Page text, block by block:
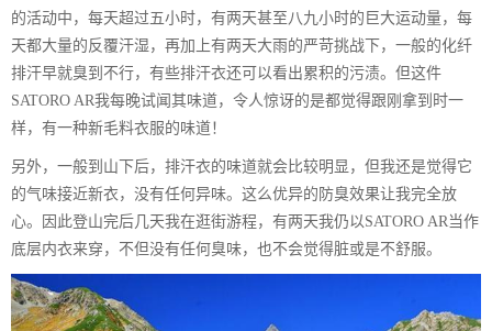
的活动中，每天超过五小时，有两天甚至八九小时的巨大运动量，每
天都大量的反覆汗湿，再加上有两天大雨的严苛挑战下，一般的化纤
排汗早就臭到不行，有些排汗衣还可以看出累积的污渍。但这件
SATORO AR我每晚试闻其味道，令人惊讶的是都觉得跟刚拿到时一
样，有一种新毛料衣服的味道！
另外，一般到山下后，排汗衣的味道就会比较明显，但我还是觉得它
的气味接近新衣，没有任何异味。这么优异的防臭效果让我完全放
心。因此登山完后几天我在逛街游程，有两天我仍以SATORO AR当作
底层内衣来穿，不但没有任何臭味，也不会觉得脏或是不舒服。